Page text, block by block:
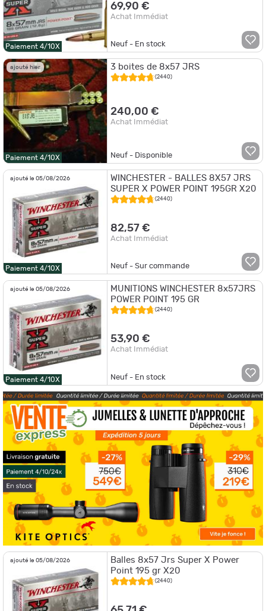
Paiement 4/10X
69,90 €
Achat Immédiat
Neuf - En stock
ajouté hier
Paiement 4/10X
3 boites de 8x57 JRS
(2440)
240,00 €
Achat Immédiat
Neuf - Disponible
ajouté le 05/08/2026
Paiement 4/10X
WINCHESTER - BALLES 8X57 JRS
SUPER X POWER POINT 195GR X20
(2440)
82,57 €
Achat Immédiat
Neuf - Sur commande
ajouté le 05/08/2026
Paiement 4/10X
MUNITIONS WINCHESTER 8x57JRS
POWER POINT 195 GR
(2440)
53,90 €
Achat Immédiat
Neuf - En stock
ajouté le 05/08/2026
Balles 8x57 Jrs Super X Power
Point 195 gr X20
(2440)